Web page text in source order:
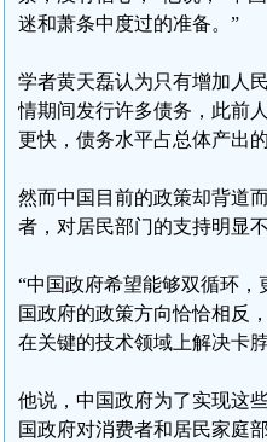
迷和萧条中度过的准备。”
学者黄天磊认为只有增加人
情期间发行许多债务，此前
更快，债务水平占总体产出
然而中国目前的政策却背道
者，对居民部门的支持明显
“中国政府希望能够双循环
国政府的政策方向恰恰相反
在关键的技术领域上解决卡
他说，中国政府为了实现这
国政府对消费者和居民家庭